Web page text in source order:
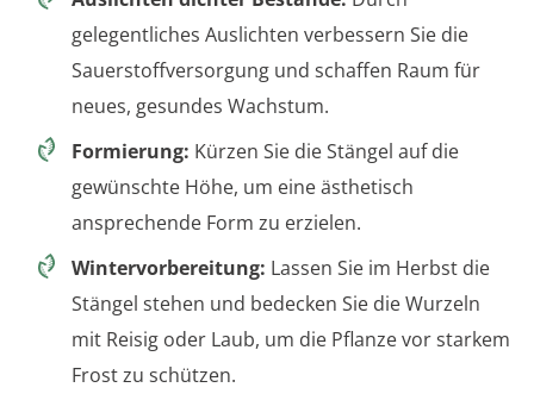
gelegentliches Auslichten verbessern Sie die
Sauerstoffversorgung und schaffen Raum für
neues, gesundes Wachstum.
Formierung: Kürzen Sie die Stängel auf die
gewünschte Höhe, um eine ästhetisch
ansprechende Form zu erzielen.
Wintervorbereitung: Lassen Sie im Herbst die
Stängel stehen und bedecken Sie die Wurzeln
mit Reisig oder Laub, um die Pflanze vor starkem
Frost zu schützen.